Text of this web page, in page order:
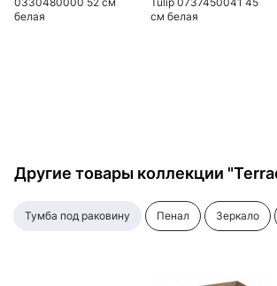
белая
см белая
Другие товары коллекции
тумба под раковину пенал зеркало